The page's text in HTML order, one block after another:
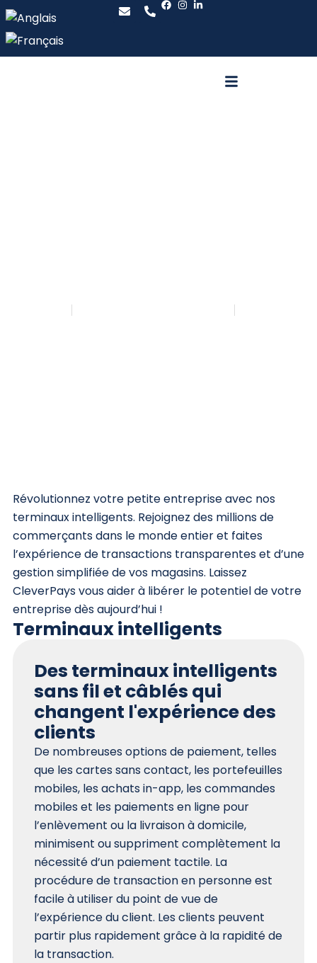
Terminaux intelligents
Révolutionnez votre petite entreprise avec nos
terminaux intelligents. Rejoignez des millions de
commerçants dans le monde entier et faites
l’expérience de transactions transparentes et d’une
gestion simplifiée de vos magasins. Laissez
CleverPays vous aider à libérer le potentiel de votre
entreprise dès aujourd’hui !
Des terminaux intelligents
sans fil et câblés qui
changent l'expérience des
clients
De nombreuses options de paiement, telles
que les cartes sans contact, les portefeuilles
mobiles, les achats in-app, les commandes
mobiles et les paiements en ligne pour
l’enlèvement ou la livraison à domicile,
minimisent ou suppriment complètement la
nécessité d’un paiement tactile. La
procédure de transaction en personne est
facile à utiliser du point de vue de
l’expérience du client. Les clients peuvent
partir plus rapidement grâce à la rapidité de
la transaction.